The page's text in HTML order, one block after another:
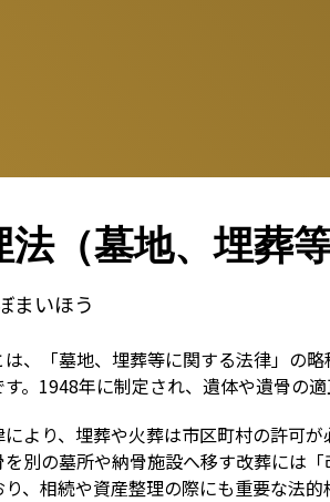
法（墓地、埋葬
まいほう
、「墓地、埋葬等に関する法律」の
す。1948年に制定され、遺体や遺骨の
により、埋葬や火葬は市区町村の許可
を別の墓所や納骨施設へ移す改葬には
、相続や資産整理の際にも重要な法的